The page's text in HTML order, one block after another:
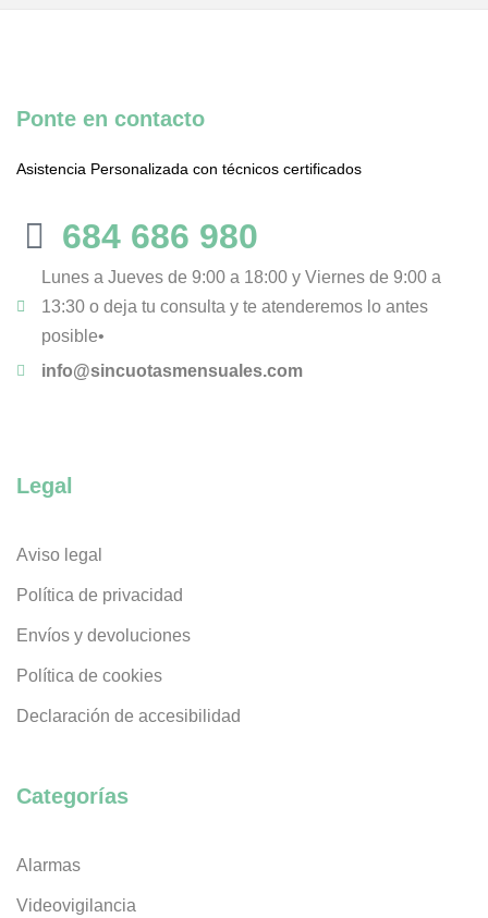
Ponte en contacto
Asistencia Personalizada con técnicos certificados
684 686 980
Lunes a Jueves de 9:00 a 18:00 y Viernes de 9:00 a
13:30 o deja tu consulta y te atenderemos lo antes
posible•
info@sincuotasmensuales.com
Legal
Aviso legal
Política de privacidad
Envíos y devoluciones
Política de cookies
Declaración de accesibilidad
Categorías
Alarmas
Videovigilancia